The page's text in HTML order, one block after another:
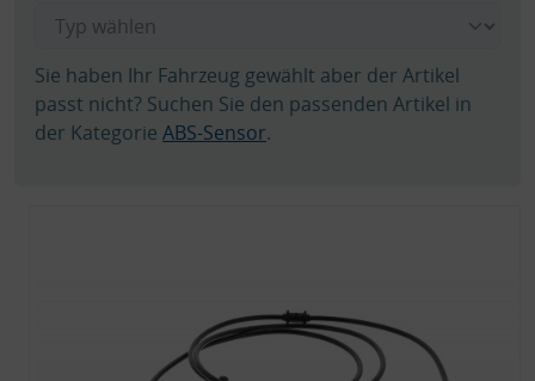
Sie haben Ihr Fahrzeug gewählt aber der Artikel
passt nicht? Suchen Sie den passenden Artikel in
der Kategorie ABS-Sensor.